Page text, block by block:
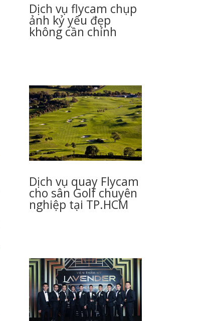
Dịch vụ flycam chụp
ảnh kỷ yếu đẹp
không cần chỉnh
Dịch vụ quay Flycam
cho sân Golf chuyên
nghiệp tại TP.HCM